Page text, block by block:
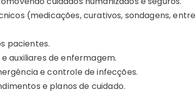
(medicações, curativos, sondagens, entre
pacientes.
auxiliares de enfermagem.
e controle de infecções.
e planos de cuidado.